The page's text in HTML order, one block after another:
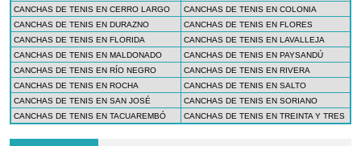
CANCHAS DE TENIS EN CERRO LARGO
CANCHAS DE TENIS EN COLONIA
CANCHAS DE TENIS EN DURAZNO
CANCHAS DE TENIS EN FLORES
CANCHAS DE TENIS EN FLORIDA
CANCHAS DE TENIS EN LAVALLEJA
CANCHAS DE TENIS EN MALDONADO
CANCHAS DE TENIS EN PAYSANDÚ
CANCHAS DE TENIS EN RÍO NEGRO
CANCHAS DE TENIS EN RIVERA
CANCHAS DE TENIS EN ROCHA
CANCHAS DE TENIS EN SALTO
CANCHAS DE TENIS EN SAN JOSÉ
CANCHAS DE TENIS EN SORIANO
CANCHAS DE TENIS EN TACUAREMBÓ
CANCHAS DE TENIS EN TREINTA Y TRES